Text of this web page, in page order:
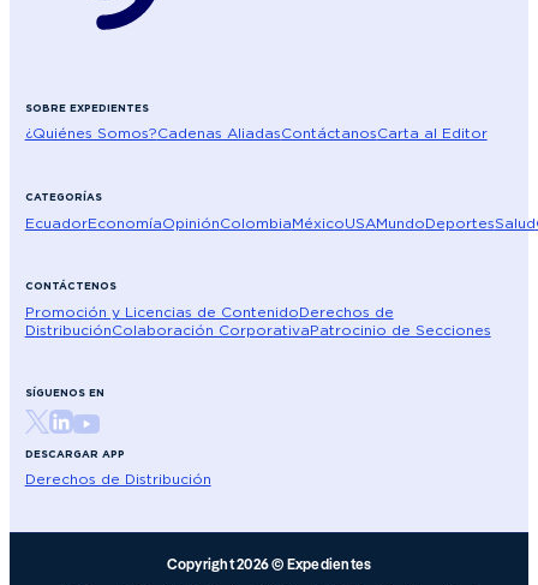
SOBRE EXPEDIENTES
¿Quiénes Somos?Cadenas AliadasContáctanosCarta al Editor
CATEGORÍAS
EcuadorEconomíaOpiniónColombiaMéxicoUSAMundoDeportesSalud
CONTÁCTENOS
Promoción y Licencias de ContenidoDerechos de
DistribuciónColaboración CorporativaPatrocinio de Secciones
SÍGUENOS EN
DESCARGAR APP
Derechos de Distribución
Copyright 2026 © Expedientes